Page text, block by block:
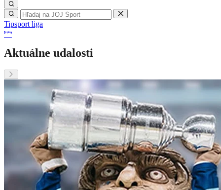
Tipsport liga
Aktuálne udalosti